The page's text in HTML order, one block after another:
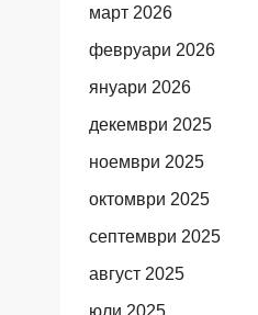
март 2026
февруари 2026
януари 2026
декември 2025
ноември 2025
октомври 2025
септември 2025
август 2025
юли 2025